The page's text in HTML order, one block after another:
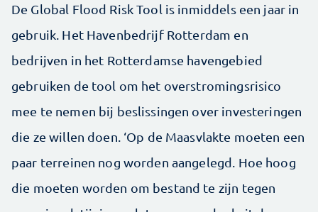
De Global Flood Risk Tool is inmiddels een jaar in
gebruik. Het Havenbedrijf Rotterdam en
bedrijven in het Rotterdamse havengebied
gebruiken de tool om het overstromingsrisico
mee te nemen bij beslissingen over investeringen
die ze willen doen. ‘Op de Maasvlakte moeten een
paar terreinen nog worden aangelegd. Hoe hoog
die moeten worden om bestand te zijn tegen